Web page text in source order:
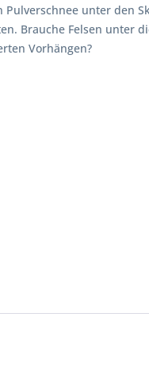
unter den
Brauche Felsen unter
Vorhängen?